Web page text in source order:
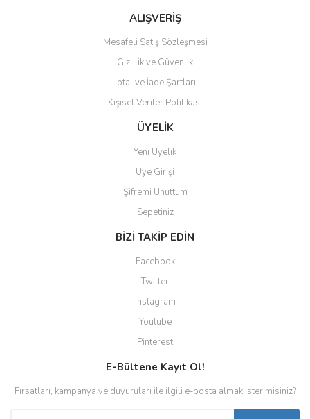
ALIŞVERİŞ
Mesafeli Satış Sözleşmesi
Gizlilik ve Güvenlik
İptal ve İade Şartları
Kişisel Veriler Politikası
ÜYELİK
Yeni Üyelik
Üye Girişi
Şifremi Unuttum
Sepetiniz
BİZİ TAKİP EDİN
Facebook
Twitter
Instagram
Youtube
Pinterest
E-Bültene Kayıt Ol!
Fırsatları, kampanya ve duyuruları ile ilgili e-posta almak ister misiniz?